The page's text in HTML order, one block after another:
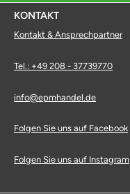
KONTAKT
Kontakt & Ansprechpartner
Tel.: +49 208 - 37739770
info@epmhandel.de
Folgen Sie uns auf Facebook
Folgen Sie uns auf Instagram